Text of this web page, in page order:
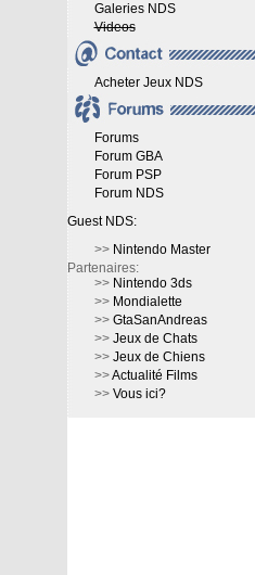
Galeries NDS
Videos
Acheter Jeux NDS
Forums
Forum GBA
Forum PSP
Forum NDS
Guest NDS:
>> Nintendo Master
Partenaires:
>> Nintendo 3ds
>> Mondialette
>> GtaSanAndreas
>> Jeux de Chats
>> Jeux de Chiens
>>Actualité Films
>> Vous ici?